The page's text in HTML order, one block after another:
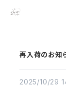
再入荷のお知
2025/10/29